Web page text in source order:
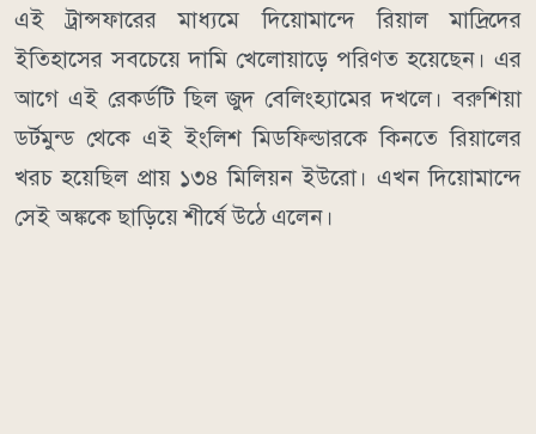
এই ট্রান্সফারের মাধ্যমে দিয়োমান্দে রিয়াল মাদ্রিদের
ইতিহাসের সবচেয়ে দামি খেলোয়াড়ে পরিণত হয়েছেন। এর
আগে এই রেকর্ডটি ছিল জুদ বেলিংহ্যামের দখলে। বরুশিয়া
ডর্টমুন্ড থেকে এই ইংলিশ মিডফিল্ডারকে কিনতে রিয়ালের
খরচ হয়েছিল প্রায় ১৩৪ মিলিয়ন ইউরো। এখন দিয়োমান্দে
সেই অঙ্ককে ছাড়িয়ে শীর্ষে উঠে এলেন।